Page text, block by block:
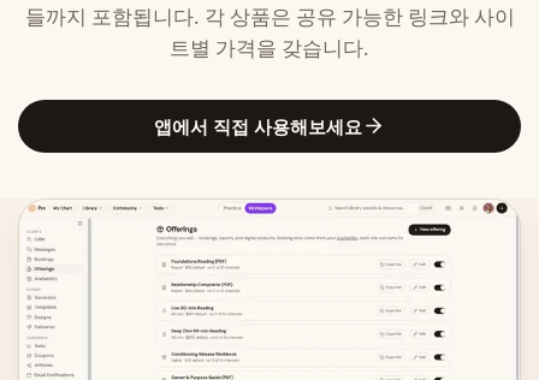
들까지 포함됩니다. 각 상품은 공유 가능한 링크와 사이
트별 가격을 갖습니다.
앱에서 직접 사용해보세요